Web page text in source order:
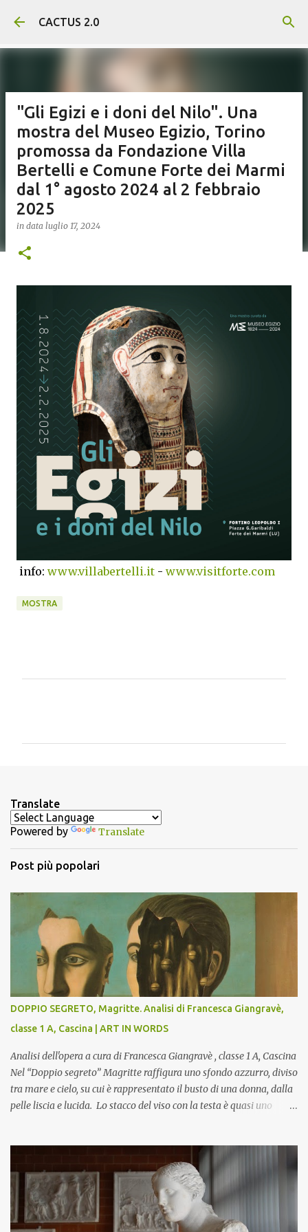
Passa ai contenuti principali
CACTUS 2.0
"Gli Egizi e i doni del Nilo". Una
mostra del Museo Egizio, Torino
promossa da Fondazione Villa
Bertelli e Comune Forte dei Marmi
dal 1° agosto 2024 al 2 febbraio
2025
in data luglio 17, 2024
info: www.villabertelli.it - www.visitforte.com
MOSTRA
t
i
Translate
Powered by Translate
Post più popolari
DOPPIO SEGRETO, Magritte. Analisi di Francesca Giangravè,
classe 1 A, Cascina | ART IN WORDS
Analisi dell'opera a cura di Francesca Giangravè , classe 1 A, Cascina
Nel “Doppio segreto” Magritte raffigura uno sfondo azzurro, diviso
tra mare e cielo, su cui è rappresentato il busto di una donna, dalla
pelle liscia e lucida. Lo stacco del viso con la testa è quasi uno
un motivo che Magritte propone frequentemente nelle sue opere,
che in questo caso assumono un aspetto minaccioso, come se si
trattasse di un qualcosa di malinconico, sia per il colore che per la
consistenza del materiale. L’enigma che reca l’immagine, un volto
staccato, con uno sguardo fisso, il cui non si capisce se esso è un